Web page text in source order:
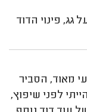
פינוי הדוד
מאוד, הסביר
לפני שיפוץ,